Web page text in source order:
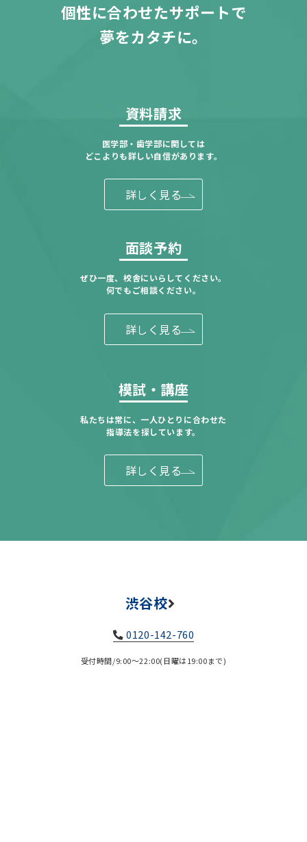
個性に合わせたサポートで
夢をカタチに。
資料請求
医学部・歯学部に関しては
どこよりも詳しい自信があります。
詳しく見る
面談予約
ぜひ一度、校舎にいらしてください。
何でもご相談ください。
詳しく見る
模試・講座
私たちは常に、一人ひとりに合わせた
指導法を探しています。
詳しく見る
渋谷校
0120-142-760
受付時間/9:00～22:00(日曜は19:00まで)